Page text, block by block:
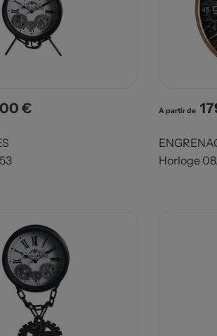
€ A partir de
Horloge